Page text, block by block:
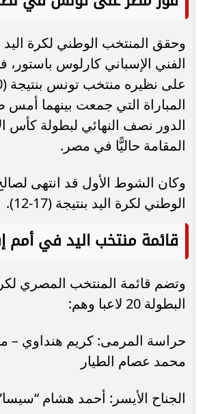
وحقق المنتخب الوطني لكرة اليد
الفني الإسباني كارلوس باستور،
المباراة التي جمعت بينهما
الدور نصف النهائي لبطولة كأس
المقامة حاليًّا في مصر.
وكان الشوط الأول قد انتهى
الوطني لكرة اليد بنتيجة (17-12).
قائمة منتخب اليد في أمم
وتضم قائمة المنتخب المصري
البطولة 20 لاعبا وهم:
حراسة المرمى: كريم هنداوي –
محمد عصام الطيار
الجناح الأيسر: أحمد هشام